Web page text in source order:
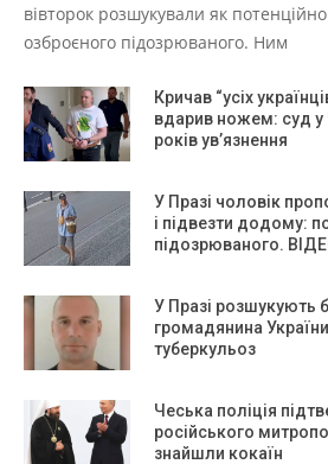
вівторок розшукували як
озброєного підозрюваного. Ним
Кричав “усіх
вдарив ножем: суд у
років ув’язнення
У Празі чоловік
і підвезти додому:
підозрюваного.
У Празі розшукують
громадянина
туберкульоз
Чеська поліція
російського
знайшли кокаїн